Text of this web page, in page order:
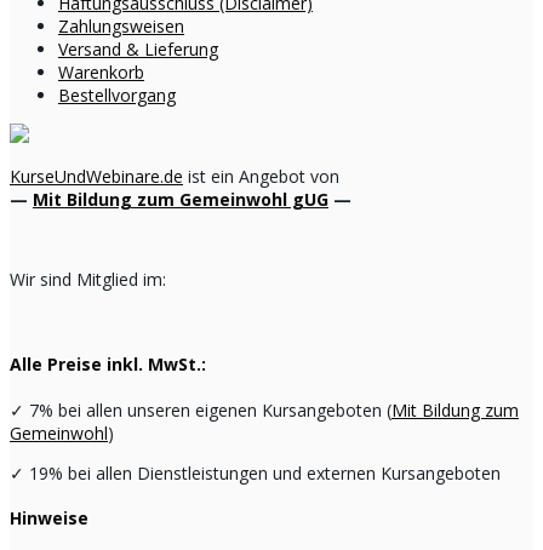
Zahlungsweisen
Versand & Lieferung
Warenkorb
Bestellvorgang
KurseUndWebinare.de ist ein Angebot von
— Mit Bildung zum Gemeinwohl gUG —
Wir sind Mitglied im:
Alle Preise inkl. MwSt.:
✓ 7% bei allen unseren eigenen Kursangeboten (Mit Bildung zum
Gemeinwohl)
✓ 19% bei allen Dienstleistungen und externen Kursangeboten
Hinweise